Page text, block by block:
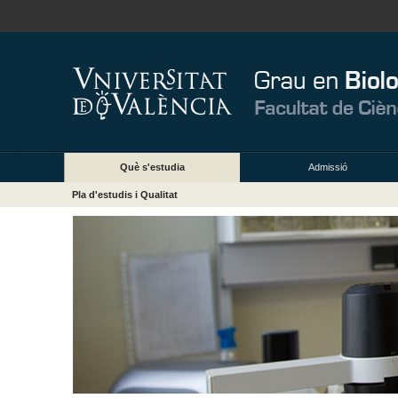
Què s'estudia Admissió
Pla d'estudis i Qualitat